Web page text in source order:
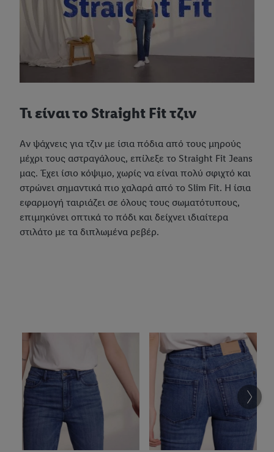
Τι είναι το Straight Fit τζιν
Αν ψάχνεις για τζιν με ίσια πόδια από τους μηρούς
μέχρι τους αστραγάλους, επίλεξε το Straight Fit Jeans
μας. Έχει ίσιο κόψιμο, χωρίς να είναι πολύ σφιχτό και
στρώνει σημαντικά πιο χαλαρά από το Slim Fit. Η ίσια
εφαρμογή ταιριάζει σε όλους τους σωματότυπους,
επιμηκύνει οπτικά το πόδι και δείχνει ιδιαίτερα
στιλάτο με τα διπλωμένα ρεβέρ.